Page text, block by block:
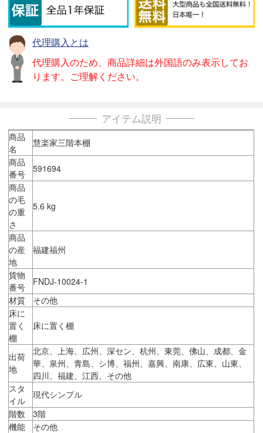
代理購入とは
代理購入のため、商品詳細は外国語のみ表示してお
ります。ご理解ください。
アイテム説明
商品
名
慧楽家三階本棚
商品
番号
591694
商品
の毛
の重
さ
5.6 kg
商品
の産
地
福建福州
貨物
番号
FNDJ-10024-1
材質
その他
床に
置く
棚
床に置く棚
出荷
地
北京、上海、広州、深セン、杭州、東莞、佛山、成都、金
華、泉州、青島、シ博、福州、嘉興、南康、広東、山東、
四川、福建、江西、その他
スタ
イル
現代シンプル
階数
3階
機能
その他